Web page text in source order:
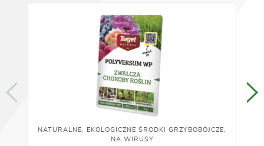
NATURALNE, EKOLOGICZNE ŚRODKI GRZYBOBÓJCZE,
NA WIRUSY